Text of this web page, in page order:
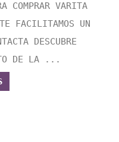
COMPRAR VARITA
FACILITAMOS UN
DESCUBRE
DE LA ...